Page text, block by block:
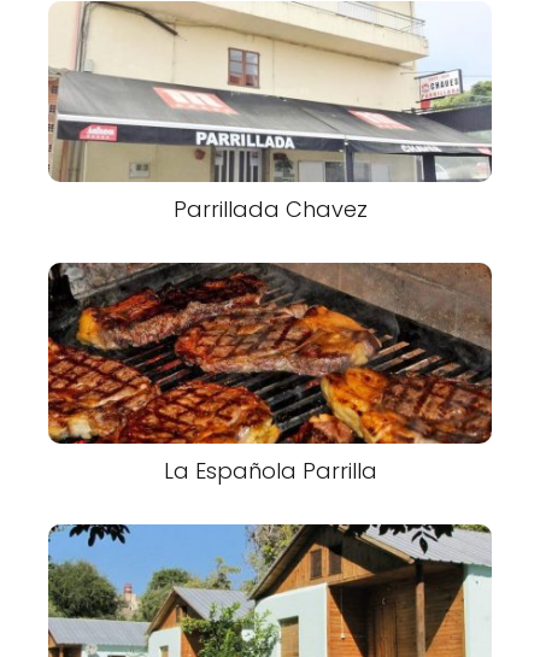
Parrillada Chavez
La Española Parrilla